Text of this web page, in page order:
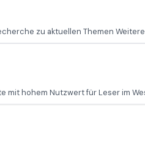
zu aktuellen Themen
mit hohem Nutzwert für Leser im